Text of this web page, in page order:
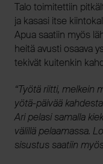
Talo toimitettiin
ja kasasi itse
Apua saatiin myös
heitä avusti osaava
tekivät kuitenkin
“Työtä riitti, melkein
yötä-päivää
Ari pelasi samalla
välillä pelaamassa.
sisustus saatiin